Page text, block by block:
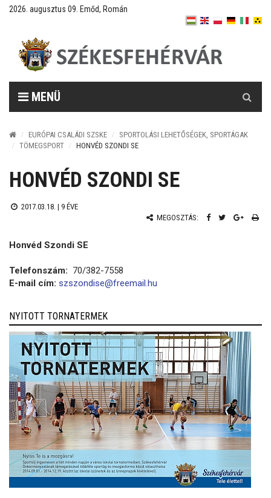
2026. augusztus 09. Emőd, Román
MENÜ
EURÓPAI CSALÁDI SZSKE
SPORTOLÁSI LEHETŐSÉGEK, SPORTÁGAK
TÖMEGSPORT
HONVÉD SZONDI SE
HONVÉD SZONDI SE
2017.03.18. | 9 ÉVE
MEGOSZTÁS:
Honvéd Szondi SE
Telefonszám: 70/382-7558
E-mail cím: szszondise@freemail.hu
NYITOTT TORNATERMEK